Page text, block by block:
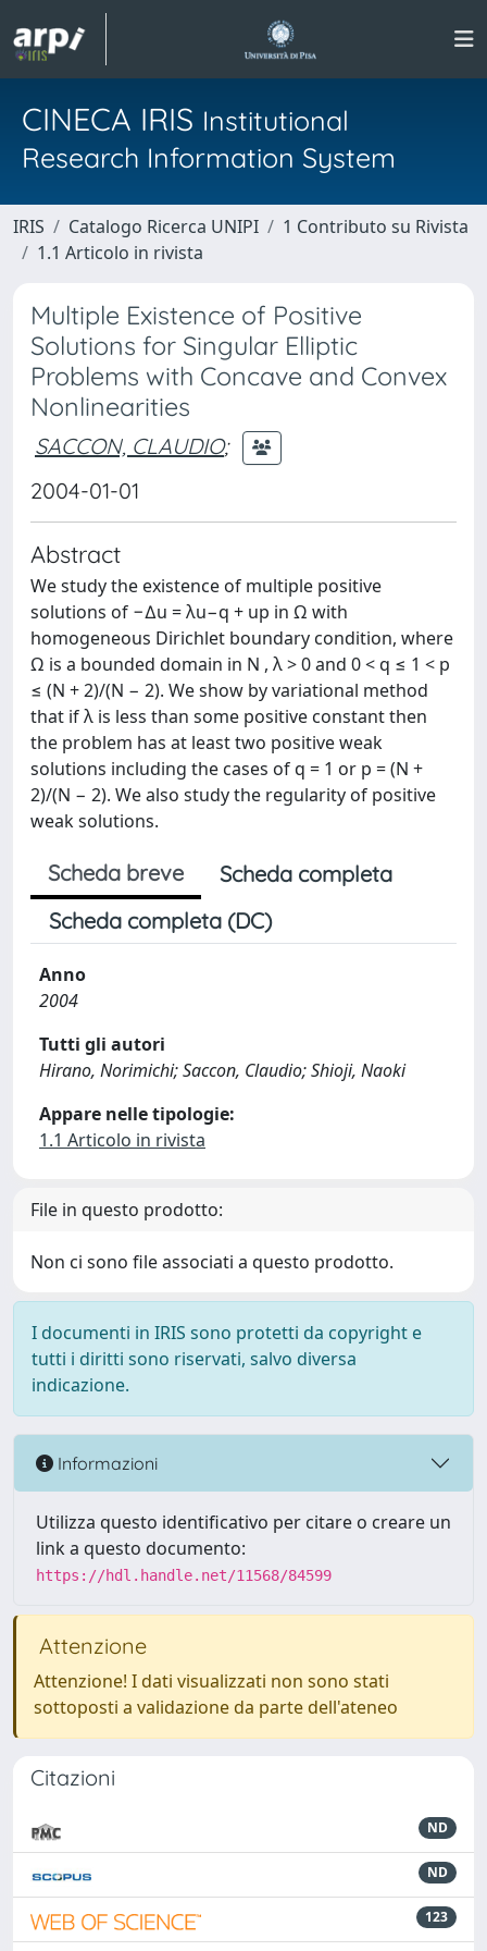
CINECA IRIS Institutional
Research Information System
IRIS Catalogo Ricerca UNIPI
1 Contributo su Rivista
1.1 Articolo in rivista
Multiple Existence of Positive
Solutions for Singular Elliptic
Problems with Concave and Convex
Nonlinearities
SACCON, CLAUDIO;
2004-01-01
Abstract
We study the existence of multiple positive
solutions of −∆u = λu−q + up in Ω with
homogeneous Dirichlet boundary condition, where
Ω is a bounded domain in N , λ > 0 and 0 < q ≤ 1 < p
≤ (N + 2)/(N − 2). We show by variational method
that if λ is less than some positive constant then
the problem has at least two positive weak
solutions including the cases of q = 1 or p = (N +
2)/(N − 2). We also study the regularity of positive
weak solutions.
Scheda breve
Scheda completa
Scheda completa (DC)
Anno
2004
Tutti gli autori
Hirano, Norimichi; Saccon, Claudio; Shioji, Naoki
Appare nelle tipologie:
1.1 Articolo in rivista
File in questo prodotto:
Non ci sono file associati a questo prodotto.
I documenti in IRIS sono protetti da copyright e
tutti i diritti sono riservati, salvo diversa
indicazione.
Informazioni
Utilizza questo identificativo per citare o creare un
link a questo documento:
https://hdl.handle.net/11568/84599
Attenzione
Attenzione! I dati visualizzati non sono stati
sottoposti a validazione da parte dell'ateneo
Citazioni
ND
ND
123